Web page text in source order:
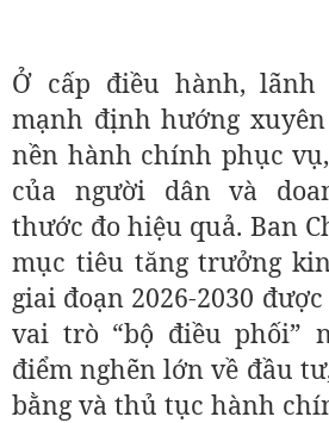
Ở cấp điều hành,
mạnh định hướng
nền hành chính phục
của người dân và
thước đo hiệu quả. Ban
mục tiêu tăng trưởng
giai đoạn 2026-2030
vai trò “bộ điều phối”
điểm nghẽn lớn về đầu
bằng và thủ tục hành